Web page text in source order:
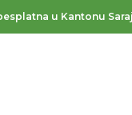
u Kantonu